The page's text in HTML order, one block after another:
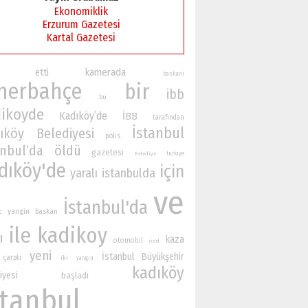
Ekonomiklik
Erzurum Gazetesi
Kartal Gazetesi
etti kamerada baskani
bu bir ibb
Kadıköy’de İBB tarafından
Belediyesi polis İstanbul
öldü gazetesi Belediye turkiye
yaralı istanbulda için
yangin baskan İstanbul'da ve
ile kadikoy otomobil özel kaza
çarptı yeni iki yangın
İstanbul Büyükşehir
başladı kadıköy